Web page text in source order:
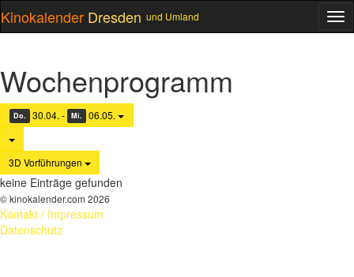
Kinokalender Dresden und Umland
Wochenprogramm
Do. 30.04. - Mi. 06.05.
3D Vorführungen
keine Einträge gefunden
© kinokalender.com 2026
Kontakt / Impressum
Datenschutz